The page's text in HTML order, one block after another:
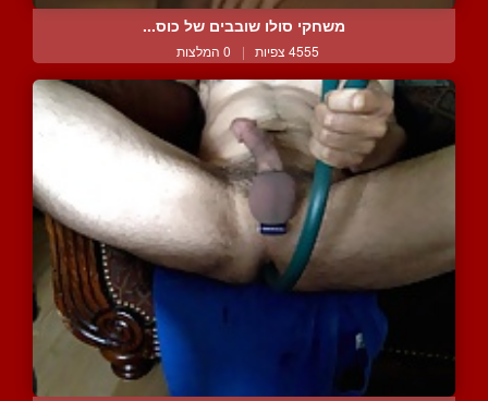
משחקי סולו שובבים של כוס...
4555 צפיות | 0 המלצות